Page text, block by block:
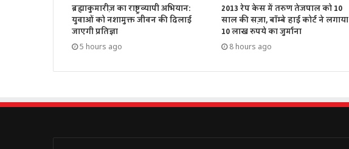
ब्रह्माकुमारीज़ का राष्ट्रव्यापी अभियान:
युवाओं को नशामुक्त जीवन की दिलाई
जाएगी प्रतिज्ञा
5 hours ago
2013 रेप केस में तरुण तेजपाल को 10
साल की सज़ा, बॉम्बे हाई कोर्ट ने लगाया
10 लाख रुपये का जुर्माना
8 hours ago